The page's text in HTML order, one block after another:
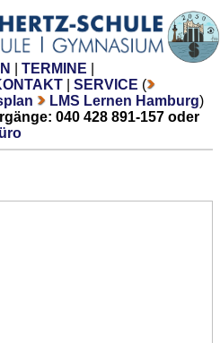
TERMINE
SERVICE (
LMS Lernen Hamburg)
040 428 891-157 oder